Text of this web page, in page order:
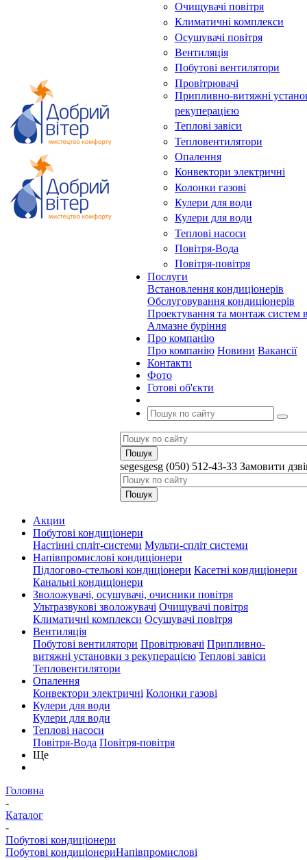
Очищувачі повітря
Климатичні комплекси
Осушувачі повітря
Вентиляція
Побутові вентилятори
Провітрювачі
Припливно-витяжні
рекуперацією
Теплові завіси
Тепловентилятори
Опалення
Конвектори электричні
Колонки газові
Кулери для води
Кулери для води
Теплові насоси
Повітря-Вода
Повітря-повітря
Послуги
Встановлення кондиціонерів
Обслуговування кондиціонерів
Проектування та монтаж систем
Алмазне буріння
Про компанію
Про компанію Новини Вакансії
Контакти
Фото
Готові об'єкти
segesgesg (050) 512-43-33 Замовити
Акции
Побутові кондиціонери
Настінні спліт-системи Мульти-спліт системи
Напівпромислові кондиціонери
Підлогово-стельові кондиціонери Касетні кондиціонери
Канальні кондиціонери
Зволожувачі, осушувачі, очисники повітря
Ультразвукові зволожувачі Очищувачі повітря
Климатичні комплекси Осушувачі повітря
Вентиляція
Побутові вентилятори Провітрювачі Припливно-
витяжні установки з рекуперацією Теплові завіси
Тепловентилятори
Опалення
Конвектори электричні Колонки газові
Кулери для води
Кулери для води
Теплові насоси
Повітря-Вода Повітря-повітря
Ще
Головна
-
Каталог
-
Побутові кондиціонери
Побутові кондиціонериНапівпромислові